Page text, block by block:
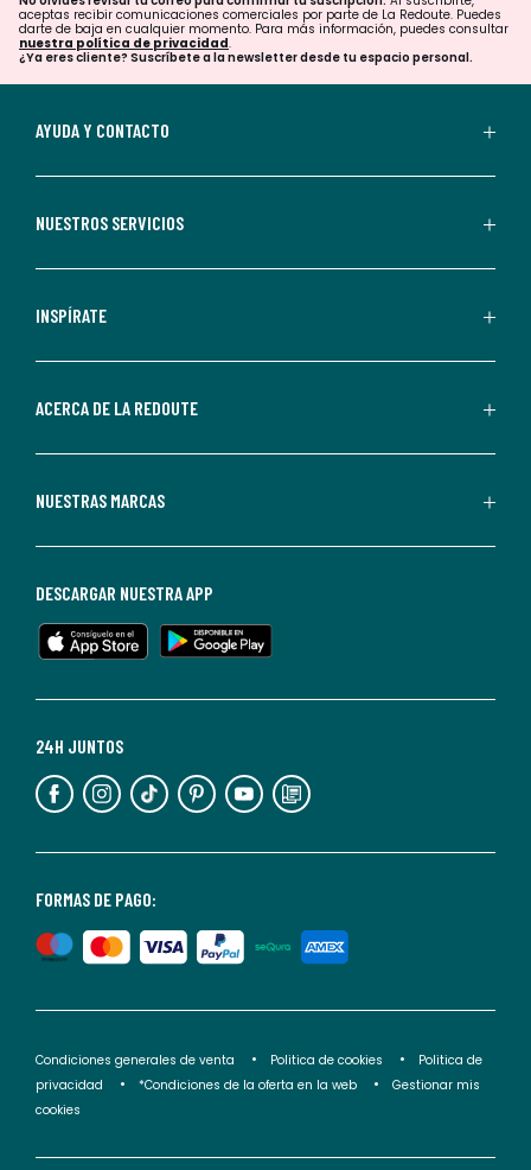
confirmar
tu
suscripción.
aceptas
comerciales
personalizadas
parte
Redoute.
de
en
cualquier
Para
información,
puedes
nuestra
de
privacidad</2>.
aceptas recibir comunicaciones comerciales por parte de La Redoute. Puedes
darte de baja en cualquier momento. Para más información, puedes consultar
nuestra política de privacidad.
¿Ya eres cliente? Suscríbete a la newsletter desde tu espacio personal.
AYUDA Y CONTACTO
NUESTROS SERVICIOS
INSPÍRATE
ACERCA DE LA REDOUTE
NUESTRAS MARCAS
FORMAS DE PAGO:
24H JUNTOS
DESCARGAR NUESTRA APP
Condiciones generales de venta Politica de cookies
Politica de
privacidad
*Condiciones de la oferta en la web
Gestionar mis
cookies